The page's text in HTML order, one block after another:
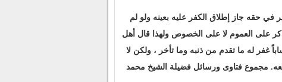
حقه جاز إطلاق الكفر عليه بعينه ولو لم
على العموم لا على الخصوص ولهذا قال أهل
غفر له ما تقدم من ذنبه وما تأخر ، ولكن لا
‏مجموع فتاوى ورسائل فضيلة الشيخ محمد